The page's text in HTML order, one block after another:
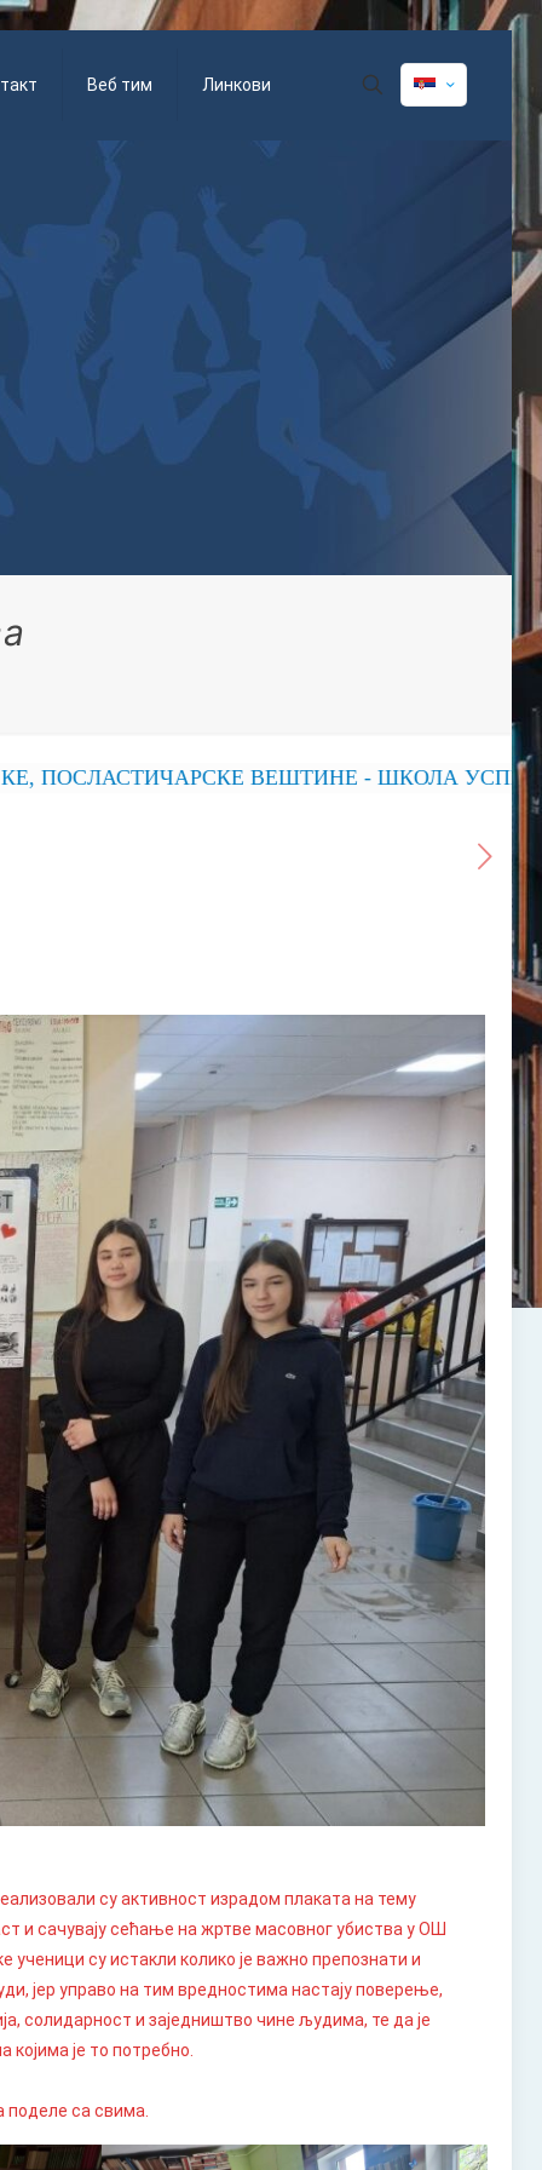
Веб тим Линкови
ВЕШТИНЕ - ШКОЛА УСПЕХА
су активност израдом плаката на тему
и сачувају сећање на жртве масовног убиства у ОШ
ученици су истакли колико је важно препознати и
јер управо на тим вредностима настају поверење,
солидарност и заједништво чине људима, те да је
је то потребно.
поделе са свима.